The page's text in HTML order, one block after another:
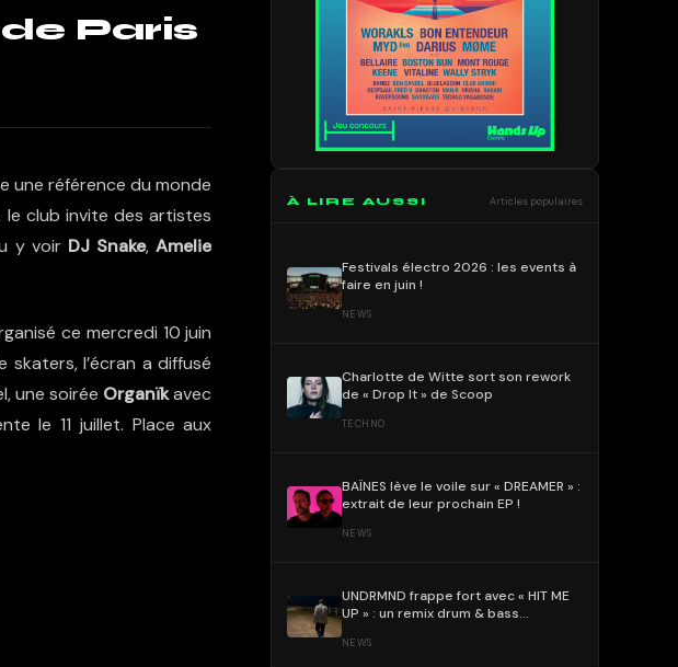
Paris
une référence du monde
le club invite des artistes
y voir DJ Snake,Amelie
ce mercredi 10 juin
l’écran a diffusé
une soirée Organïkavec
le 11 juillet. Place aux
À LIRE AUSSI Articles populaires
Festivals électro 2026 : les events à
faire en juin !
NEWS
Charlotte de Witte sort son rework
de « Drop It » de Scoop
TECHNO
BAÏNES lève le voile sur « DREAMER » :
extrait de leur prochain EP !
NEWS
UNDRMND frappe fort avec « HIT ME
UP » : un remix drum & bass
NEWS